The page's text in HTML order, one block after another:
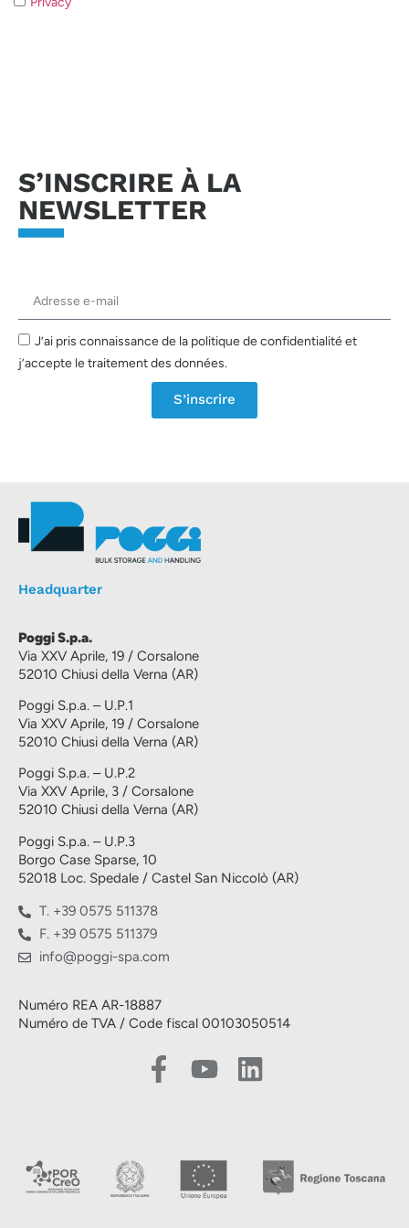
S’INSCRIRE À LA
NEWSLETTER
J’ai pris connaissance de la politique de confidentialité et
j’accepte le traitement des données.
S’inscrire
Headquarter
Poggi S.p.a.
Via XXV Aprile, 19 / Corsalone
52010 Chiusi della Verna (AR)
Poggi S.p.a. – U.P.1
Via XXV Aprile, 19 / Corsalone
52010 Chiusi della Verna (AR)
Poggi S.p.a. – U.P.2
Via XXV Aprile, 3 / Corsalone
52010 Chiusi della Verna (AR)
Poggi S.p.a. – U.P.3
Borgo Case Sparse, 10
52018 Loc. Spedale / Castel San Niccolò (AR)
T. +39 0575 511378
F. +39 0575 511379
info@poggi-spa.com
Numéro REA AR-18887
Numéro de TVA / Code fiscal 00103050514